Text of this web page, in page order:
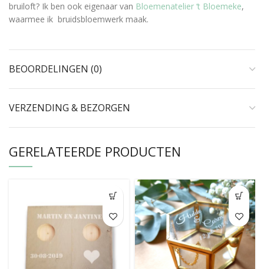
bruiloft? Ik ben ook eigenaar van Bloemenatelier ‘t Bloemeke,
waarmee ik bruidsbloemwerk maak.
BEOORDELINGEN (0)
VERZENDING & BEZORGEN
GERELATEERDE PRODUCTEN